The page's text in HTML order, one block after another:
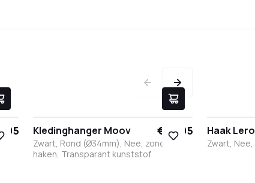
Kledinghanger Moov € 17,95
Zwart, Rond (Ø34mm), Nee, zonder
haken, Transparant kunststof
Haak Lero
Zwart,